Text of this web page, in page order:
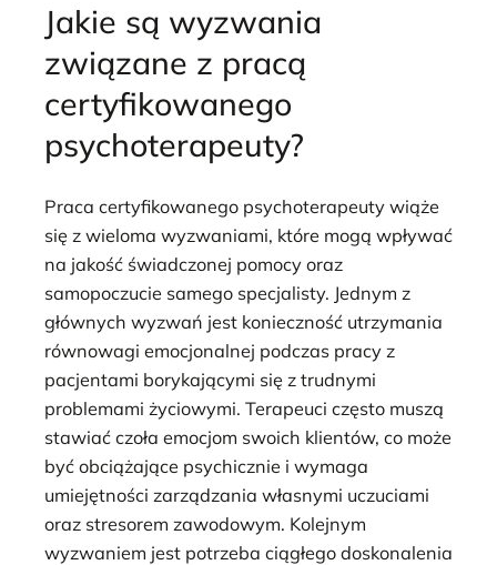
Jakie są wyzwania
związane z pracą
certyfikowanego
psychoterapeuty?
Praca certyfikowanego psychoterapeuty wiąże
się z wieloma wyzwaniami, które mogą wpływać
na jakość świadczonej pomocy oraz
samopoczucie samego specjalisty. Jednym z
głównych wyzwań jest konieczność utrzymania
równowagi emocjonalnej podczas pracy z
pacjentami borykającymi się z trudnymi
problemami życiowymi. Terapeuci często muszą
stawiać czoła emocjom swoich klientów, co może
być obciążające psychicznie i wymaga
umiejętności zarządzania własnymi uczuciami
oraz stresorem zawodowym. Kolejnym
wyzwaniem jest potrzeba ciągłego doskonalenia